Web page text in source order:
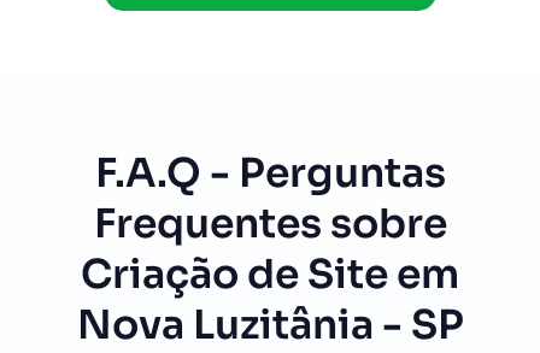
F.A.Q - Perguntas
Frequentes sobre
Criação de Site em
Nova Luzitânia - SP